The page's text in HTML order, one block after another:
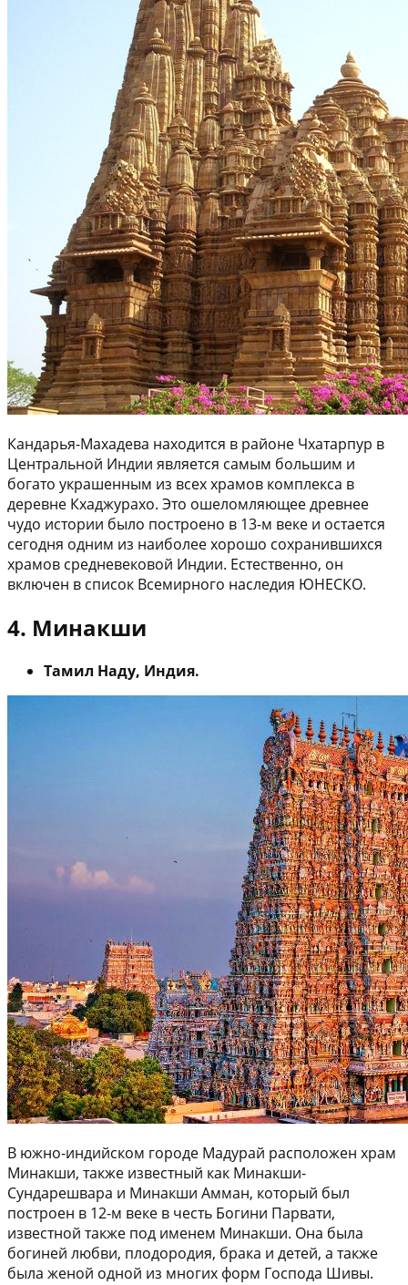
Кандарья-Махадева находится в районе Чхатарпур в
Центральной Индии является самым большим и
богато украшенным из всех храмов комплекса в
деревне Кхаджурахо. Это ошеломляющее древнее
чудо истории было построено в 13-м веке и остается
сегодня одним из наиболее хорошо сохранившихся
храмов средневековой Индии. Естественно, он
включен в список Всемирного наследия ЮНЕСКО.
4. Минакши
Тамил Наду, Индия.
В южно-индийском городе Мадурай расположен храм
Минакши, также известный как Минакши-
Сундарешвара и Минакши Амман, который был
построен в 12-м веке в честь Богини Парвати,
известной также под именем Минакши. Она была
богиней любви, плодородия, брака и детей, а также
была женой одной из многих форм Господа Шивы.